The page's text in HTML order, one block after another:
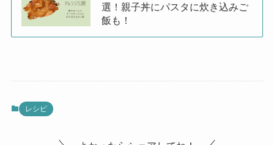
選！親子丼にパスタに炊き込みご
飯も！
レシピ